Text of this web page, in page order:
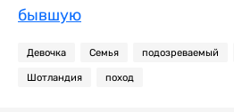
бывшую
Девочка Семья подозреваемый
Шотландия поход